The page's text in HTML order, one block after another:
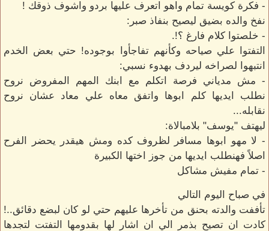
- فكرة كويسة تمام واهو اتعرف عليها بردو واشوف ذوقك !
نفخ والده بضيق ليصيح بنفاذ صبر:
- خلصتوا كلام فارغ ؟!.
التفتوا علي صياحه وكأنهم تفاجأوا بوجوده! حتي بعض الخدم
انتبهوا لصراخه ليردف بهدوء نسبي:
- مش مدياني فرصة اتكلم مع ابنك المهم المفروض نروح
نطلب ايديها كلم ابوها واتفق معاه علي معاد عشان نروح
نقابله...
ليهتف "يوسف" بلامبالاة:
- لا مهو ابوها مسافر لظروف كده ومش هيقدر يحضر الفرح
اصلاً فهنطلب ايديها من جوز اختها الكبيرة
- تمام مفيش مشاكل
في صباح اليوم التالي
تأففت والدته بحنق من تأخرها عليهم حتي لو كان لبضع دقائق..!
كادت ان تصيح بذمر الي ان اشار لها بقدومها التفتت لتجدها